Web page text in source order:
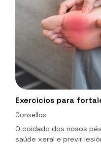
Exercicios para
Consellos
O coidado dos nosos
saúde xeral e previr